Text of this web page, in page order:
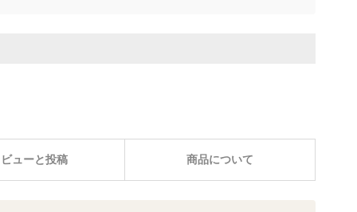
ビューと投稿 商品について